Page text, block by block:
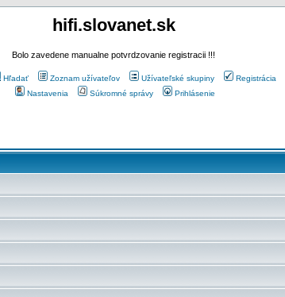
hifi.slovanet.sk
Bolo zavedene manualne potvrdzovanie registracii !!!
Hľadať Zoznam užívateľov Užívateľské skupiny
Registrácia
Nastavenia
Súkromné správy Prihlásenie